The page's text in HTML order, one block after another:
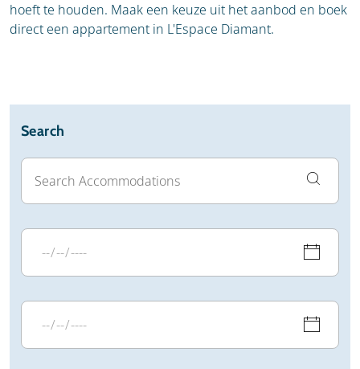
hoeft te houden. Maak een keuze uit het aanbod en boek
direct een appartement in L'Espace Diamant.
Search